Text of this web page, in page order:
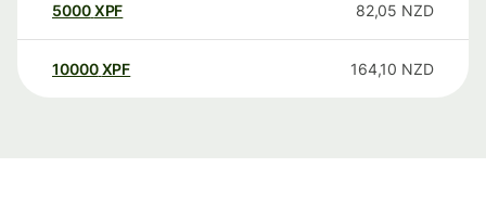
5000XPF 82,05 NZD
10000 XPF 164,10 NZD